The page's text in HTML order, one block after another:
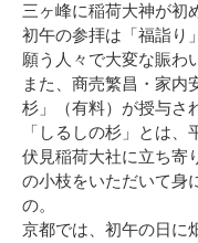
三ヶ峰に稲荷大神が初
初午の参拝は「福詣り
願う人々で大変な賑わ
また、商売繁昌・家内
杉」（有料）が授与さ
「しるしの杉」とは
伏見稲荷大社に立ち寄
の小枝をいただいて身
の。
京都では、初午の日に